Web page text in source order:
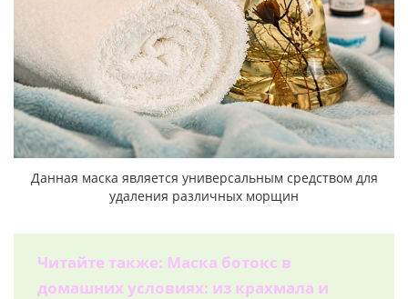
Данная маска является универсальным средством для
удаления различных морщин
Читайте также: Маска ботокс в
домашних условиях: из крахмала и